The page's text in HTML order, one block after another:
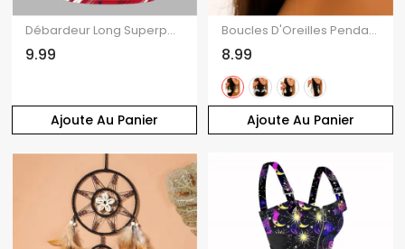
Ajoute Au Panier
Débardeur Long Superposé Papillon Motif de Lettre D'Etoile à Lacets
9.99
Ajoute Au Panier
Boucles D'Oreilles Pendantes Motif Coquillage Etoile et Perle Fantaisie pour Vacances à la Plage
8.99